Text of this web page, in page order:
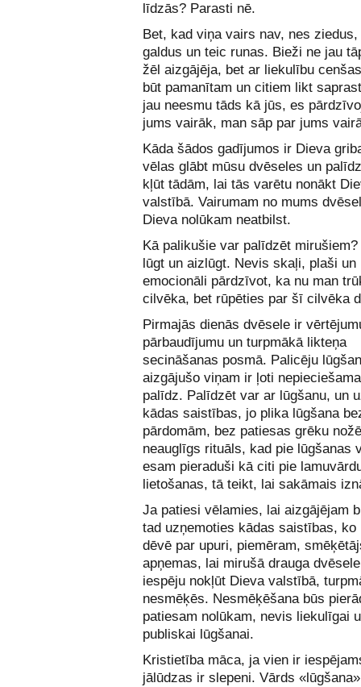
līdzās? Parasti nē.
Bet, kad viņa vairs nav, nes
galdus un teic runas. Bieži ne jau
žēl aizgājēja, bet ar liekulību
būt pamanītam un citiem likt
jau neesmu tāds kā jūs, es
jums vairāk, man sāp par jums
Kāda šādos gadījumos ir Dieva
vēlas glābt mūsu dvēseles un
kļūt tādām, lai tās varētu nonākt
valstībā. Vairumam no mums
Dieva nolūkam neatbilst.
Kā palikušie var palīdzēt
lūgt un aizlūgt. Nevis skaļi, plaši un
emocionāli pārdzīvot, ka nu man
cilvēka, bet rūpēties par šī cilvēka
Pirmajās dienās dvēsele ir
pārbaudījumu un turpmākā likteņa
secināšanas posmā. Palicēju
aizgājušo viņam ir ļoti
palīdz. Palīdzēt var ar lūgšanu, un
kādas saistības, jo plika lūgšana
pārdomām, bez patiesas grēku
neauglīgs rituāls, kad pie lūgšanas
esam pieraduši kā citi pie
lietošanas, tā teikt, lai sakāmais
Ja patiesi vēlamies, lai aizgājējam
tad uzņemoties kādas saistības,
dēvē par upuri, piemēram,
apņemas, lai mirušā drauga
iespēju nokļūt Dieva valstībā,
nesmēķēs. Nesmēķēšana būs
patiesam nolūkam, nevis liekulīgai
publiskai lūgšanai.
Kristietība māca, ja vien ir
jālūdzas ir slepeni. Vārds